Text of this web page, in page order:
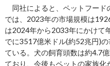
同社によると、ペットフード
では、2023年の市場規模は
は2024年から2033年にかけて
でに3517億米ドル(約52兆円)
ている。犬の飼育頭数は約4.7
ており、今後もペットの家族化